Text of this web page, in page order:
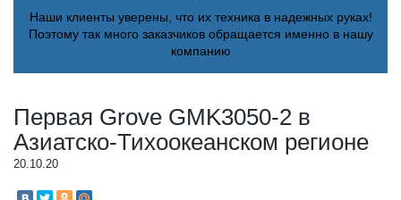
Наши клиенты уверены, что их техника в надежных руках!
Поэтому так много заказчиков обращается именно в нашу
компанию
Первая Grove GMK3050-2 в
Азиатско-Тихоокеанском регионе
20.10.20